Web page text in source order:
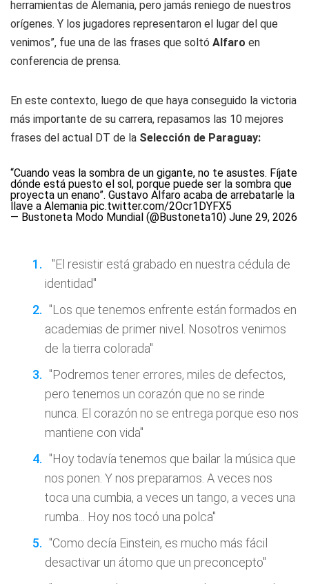
herramientas de Alemania, pero jamás reniego de nuestros
orígenes. Y los jugadores representaron el lugar del que
venimos”, fue una de las frases que soltó Alfaro en
conferencia de prensa.
En este contexto, luego de que haya conseguido la victoria
más importante de su carrera, repasamos las 10 mejores
frases del actual DT de la Selección de Paraguay:
“Cuando veas la sombra de un gigante, no te asustes. Fíjate
dónde está puesto el sol, porque puede ser la sombra que
proyecta un enano”. Gustavo Alfaro acaba de arrebatarle la
llave a Alemania pic.twitter.com/2Ocr1DYFX5
— Bustoneta Modo Mundial (@Bustoneta10) June 29, 2026
"El resistir está grabado en nuestra cédula de
identidad"
"Los que tenemos enfrente están formados en
academias de primer nivel. Nosotros venimos
de la tierra colorada"
"Podremos tener errores, miles de defectos,
pero tenemos un corazón que no se rinde
nunca. El corazón no se entrega porque eso nos
mantiene con vida"
"Hoy todavía tenemos que bailar la música que
nos ponen. Y nos preparamos. A veces nos
toca una cumbia, a veces un tango, a veces una
rumba... Hoy nos tocó una polca"
"Como decía Einstein, es mucho más fácil
desactivar un átomo que un preconcepto"